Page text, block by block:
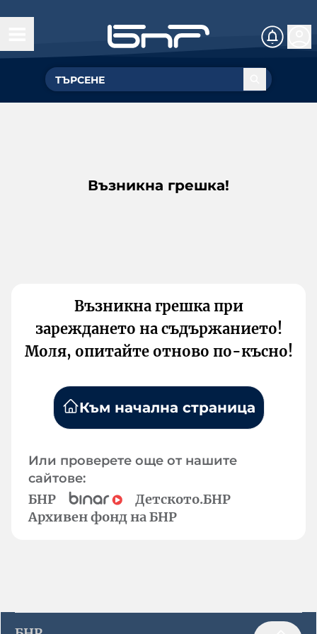
Възникна грешка!
Възникна грешка при
зареждането на съдържанието!
Моля, опитайте отново по-късно!
Към начална страница
Или проверете още от нашите
сайтове:
БНР
Детското.БНР
Архивен фонд на БНР